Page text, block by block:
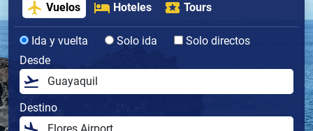
Vuelos Hoteles Tours
Ida y vuelta Solo ida
Solo directos
Desde
Destino